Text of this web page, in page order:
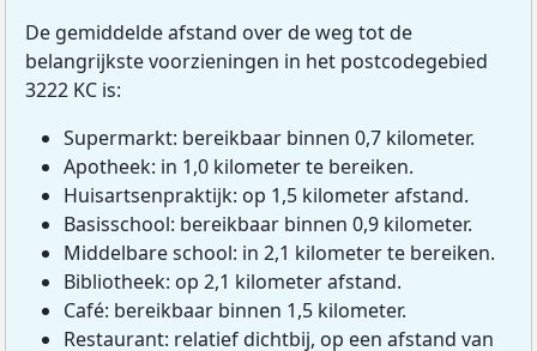
De gemiddelde afstand over de weg tot de
belangrijkste voorzieningen in het postcodegebied
3222 KC is:
Supermarkt: bereikbaar binnen 0,7 kilometer.
Apotheek: in 1,0 kilometer te bereiken.
Huisartsenpraktijk: op 1,5 kilometer afstand.
Basisschool: bereikbaar binnen 0,9 kilometer.
Middelbare school: in 2,1 kilometer te bereiken.
Bibliotheek: op 2,1 kilometer afstand.
Café: bereikbaar binnen 1,5 kilometer.
Restaurant: relatief dichtbij, op een afstand van